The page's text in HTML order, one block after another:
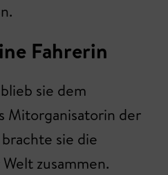
Fahrerin
sie dem
Mitorganisatorin der
sie die
zusammen.